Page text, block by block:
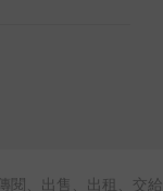
閱、出售、出租、交給